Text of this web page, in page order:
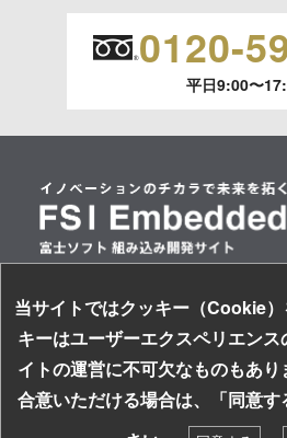
います。）に応じます。
開示等のご請求は、下記お問い合わ
す。
る結果
情報提供は任意ですが、情報を提供
項目によってはお問い合わせ等に
ご回答できない場合がございます。
本人が容易に認識できない方法による
なし
0120-
平日9:00〜
情報セキュリティ基本方針
個人情報保護方針
サイトのご利用について
ソーシャルメディアガイドライン
お探しの組み込み製品はキ
当サイトではクッキー（Cookie
キーはユーザーエクスペリエン
イトの運営に不可欠なものもあ
合意いただける場合は、「同意